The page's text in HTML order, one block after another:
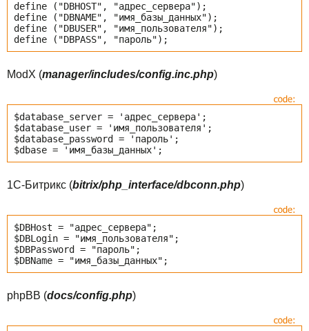
define ("DBHOST", "адрес_сервера");
define ("DBNAME", "имя_базы_данных");
define ("DBUSER", "имя_пользователя");
define ("DBPASS", "пароль");
ModX (manager/includes/config.inc.php)
$database_server = 'адрес_сервера';
$database_user = 'имя_пользователя';
$database_password = 'пароль';
$dbase = 'имя_базы_данных';
1C-Битрикс (bitrix/php_interface/dbconn.php)
$DBHost = "адрес_сервера";
$DBLogin = "имя_пользователя";
$DBPassword = "пароль";
$DBName = "имя_базы_данных";
phpBB (docs/config.php)